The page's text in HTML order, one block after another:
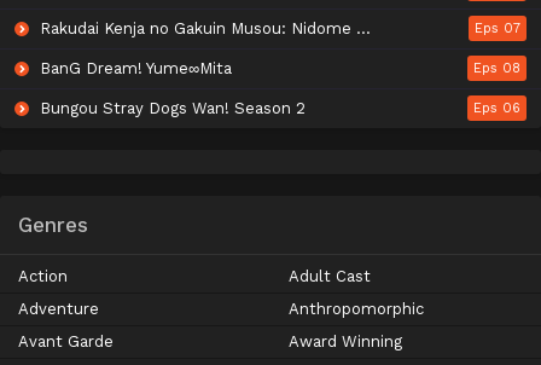
Rakudai Kenja no Gakuin Musou: Nidome no Tensei, S-Rank Cheat Majutsushi Boukenroku Eps 07
BanG Dream! Yume∞Mita Eps 08
Bungou Stray Dogs Wan! Season 2 Eps 06
Genres
Action
Adult Cast
Adventure
Anthropomorphic
Avant Garde
Award Winning